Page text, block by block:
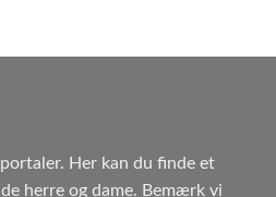
Her kan du finde et
herre og dame. Bemærk vi